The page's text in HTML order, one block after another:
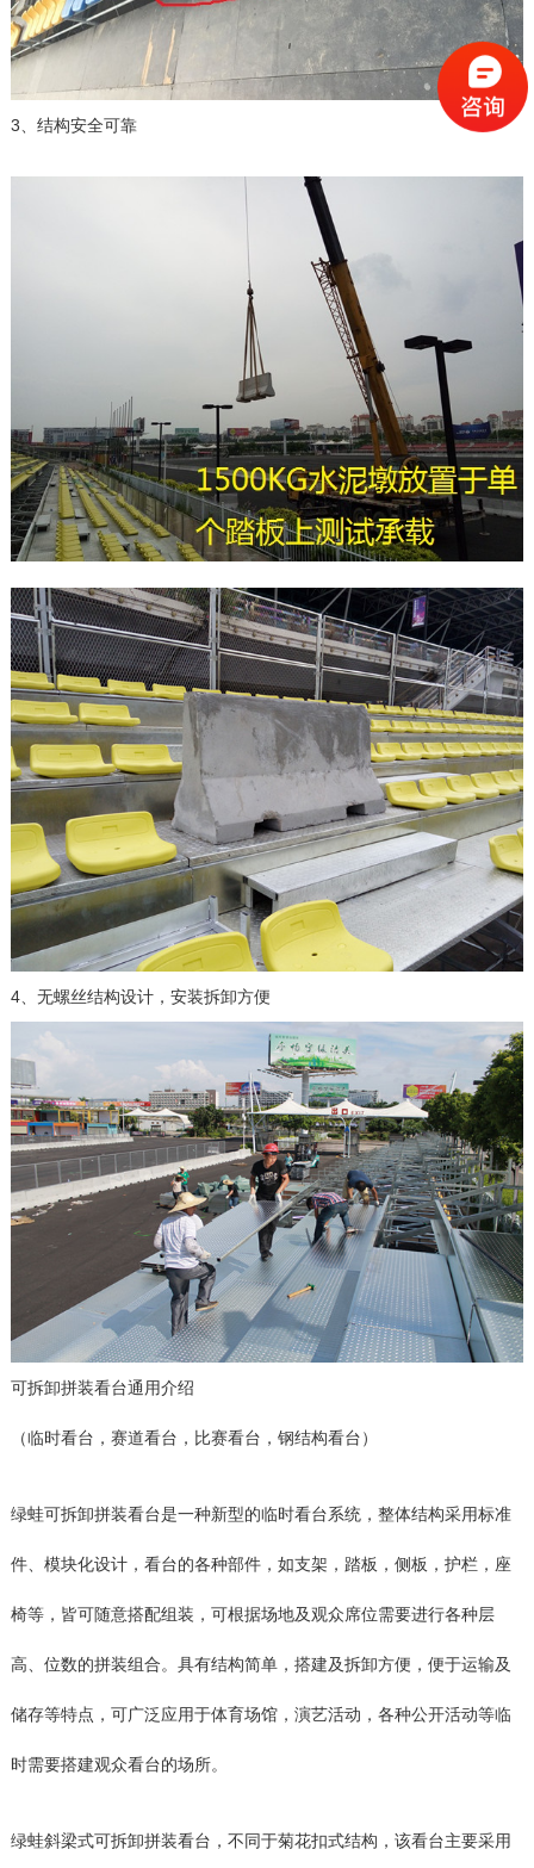
3、结构安全可靠
4、无螺丝结构设计，安装拆卸方便
可拆卸拼装看台通用介绍
（临时看台，赛道看台，比赛看台，钢结构看台）
绿蛙可拆卸拼装看台是一种新型的临时看台系统，整体结构采用标准
件、模块化设计，看台的各种部件，如支架，踏板，侧板，护栏，座
椅等，皆可随意搭配组装，可根据场地及观众席位需要进行各种层
高、位数的拼装组合。具有结构简单，搭建及拆卸方便，便于运输及
储存等特点，可广泛应用于体育场馆，演艺活动，各种公开活动等临
时需要搭建观众看台的场所。
绿蛙斜梁式可拆卸拼装看台，不同于菊花扣式结构，该看台主要采用